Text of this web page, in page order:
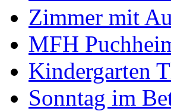
Zimmer mit
MFH
Kindergarten
Sonntag im